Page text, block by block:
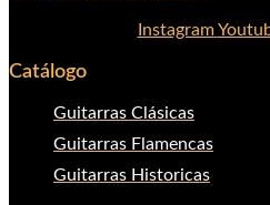
Instagram
Catálogo
Guitarras Clásicas
Guitarras Flamencas
Guitarras Historicas